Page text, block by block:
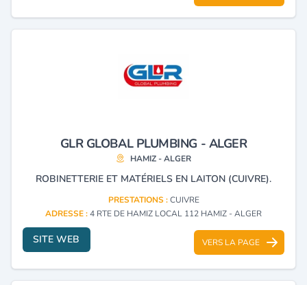
GLR GLOBAL PLUMBING - ALGER
HAMIZ - ALGER
ROBINETTERIE ET MATÉRIELS EN LAITON (CUIVRE).
PRESTATIONS :CUIVRE
ADRESSE :4 RTE DE HAMIZ LOCAL 112 HAMIZ - ALGER
SITE WEB VERS LA PAGE